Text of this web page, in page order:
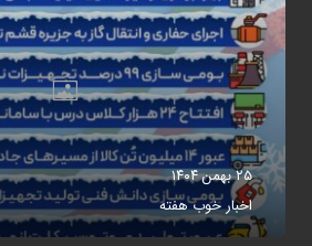
۲۵ بهمن ۱۴۰۴
اخبار خوب هفته